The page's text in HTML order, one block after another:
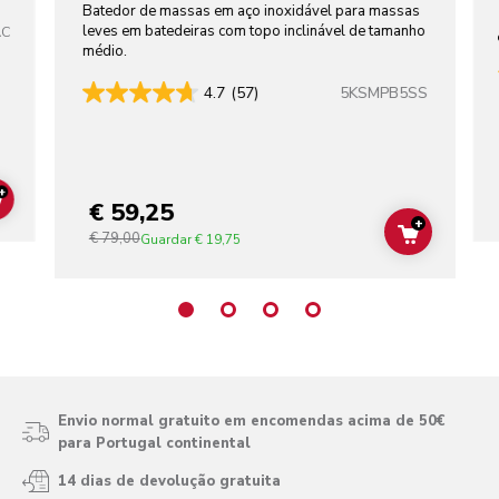
ADD TO CART
Batedor de massas em aço inoxidável para massas
leves em batedeiras com topo inclinável de tamanho
médio.
4.7 (57) 5KSMPB5SS
€ 59,25
€ 79,00Guardar€ 19,75 ADD TO
+
Envio normal gratuito em encomendas acima de 50€
para Portugal continental
14 dias de devolução gratuita